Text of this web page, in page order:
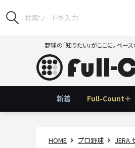
野球の「知りたい」がここに。ベー
新着 Full-Count＋
HOME プロ野球 JERA